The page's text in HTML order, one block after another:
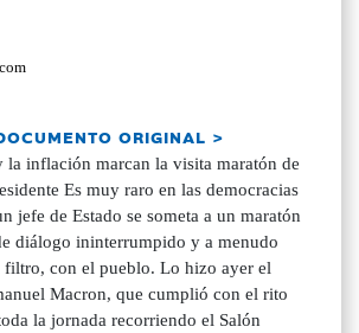
ORIGINAL >
la inflación marcan la visita maratón de
Es muy raro en las democracias
jefe de Estado se someta a un maratón
diálogo ininterrumpido y a menudo
filtro, con el pueblo. Lo hizo ayer el
Macron, que cumplió con el rito
la jornada recorriendo el Salón